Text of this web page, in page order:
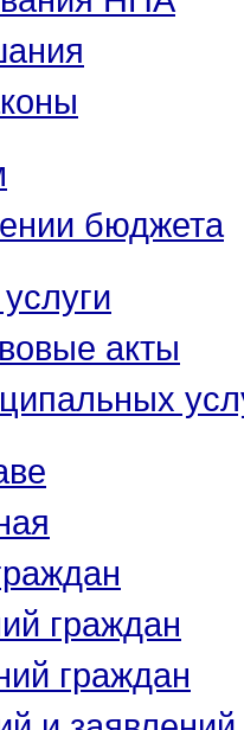
бюджета
акты
граждан
граждан